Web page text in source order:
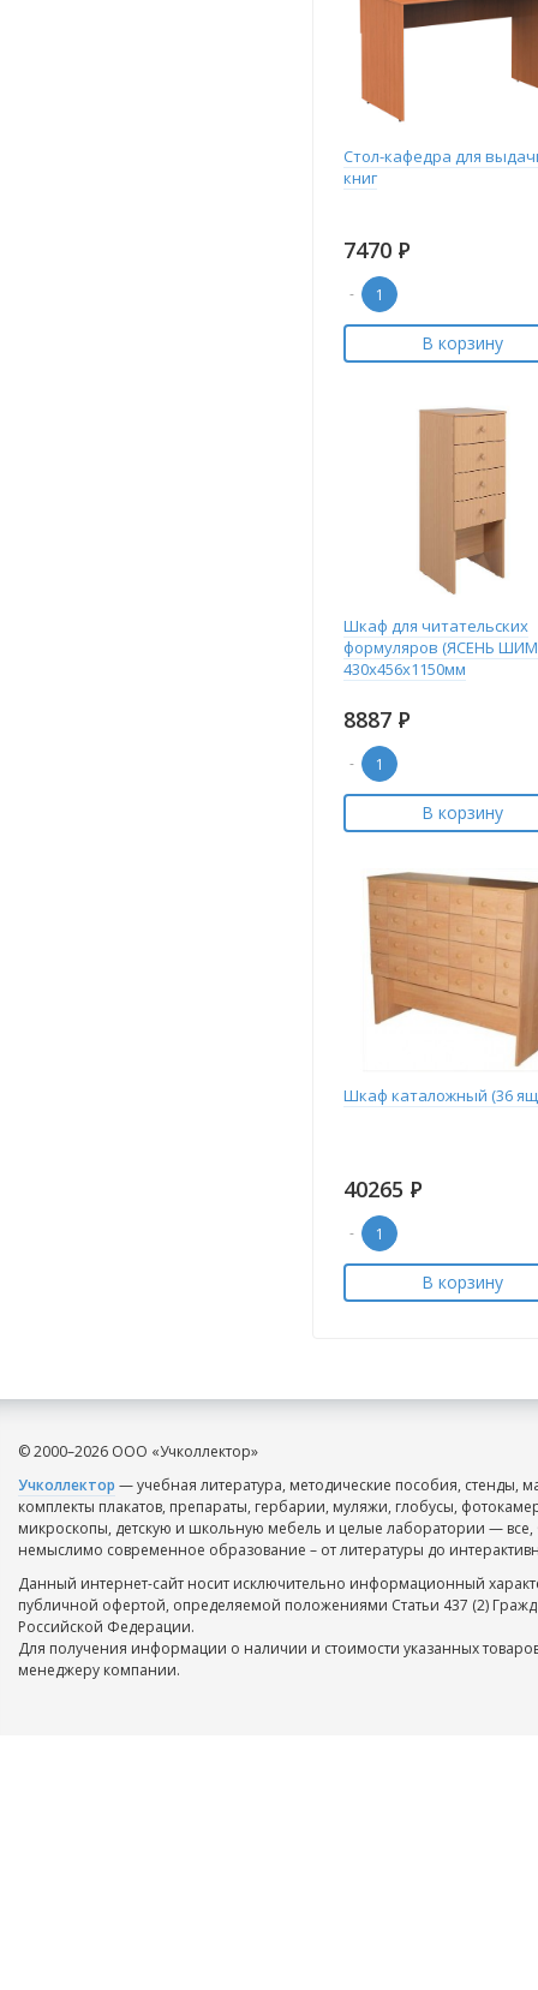
Стол-кафедра для
книг
7470 Р
-
В корзину
Шкаф для читательских
формуляров (ЯСЕНЬ
430х456х1150мм
8887 Р
-
В корзину
Шкаф каталожный (36
40265 Р
-
В корзину
© 2000–2026 ООО «Учколлектор»
Учколлектор — учебная литература, методические пособия, стенды,
комплекты плакатов, препараты, гербарии, муляжи, глобусы,
микроскопы, детскую и школьную мебель и целые лаборатории — все,
немыслимо современное образование – от литературы до
Данный интернет-сайт носит исключительно информационный
публичной офертой, определяемой положениями Статьи 437 (2)
Российской Федерации.
Для получения информации о наличии и стоимости указанных
менеджеру компании.